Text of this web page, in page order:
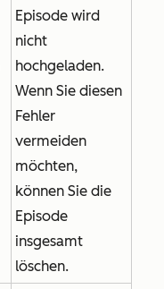
Episode wird
nicht
hochgeladen.
Wenn Sie diesen
Fehler
vermeiden
möchten,
können Sie die
Episode
insgesamt
löschen.